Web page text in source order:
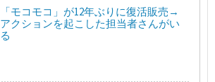
「モコモコ」が12年ぶりに復活販売→
アクションを起こした担当者さんがい
る